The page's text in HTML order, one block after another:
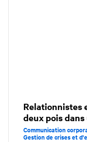
Relationnistes
deux pois dans
Communication
Gestion de crises et